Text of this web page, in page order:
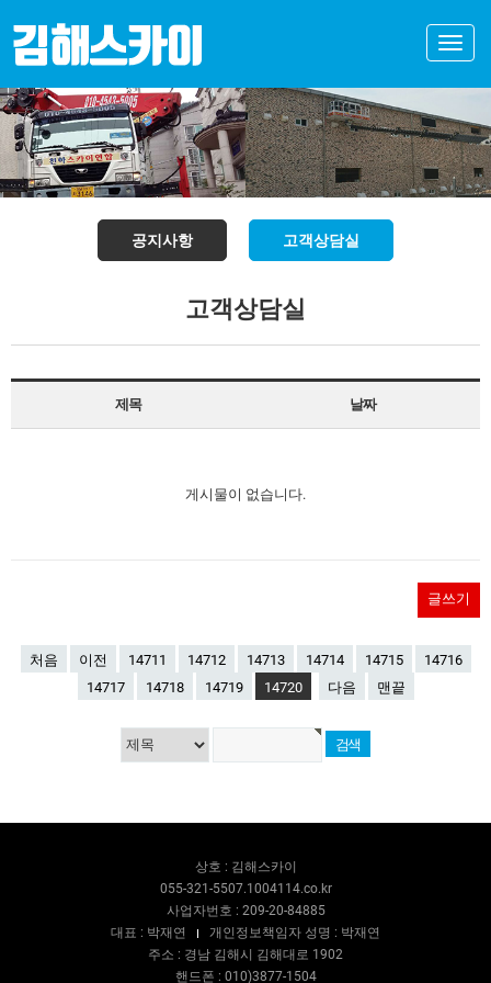
Toggle
공지사항 고객상담실
고객상담실
제목 날짜
게시물이 없습니다.
글쓰기
처음 이전 14711 14712 14713 14714 14715
14716
14717
14718 14719 14720 다음 맨끝
상호 : 김해스카이
055-321-5507.1004114.co.kr
사업자번호 : 209-20-84885
대표 : 박재연
개인정보책임자 성명 : 박재연
주소 : 경남 김해시 김해대로 1902
핸드폰 : 010)3877-1504